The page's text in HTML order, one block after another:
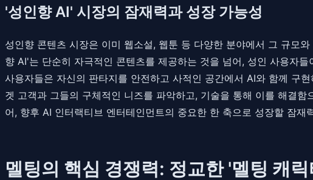
'성인향 AI' 시장의 잠재력과 성장 가능성
성인향 콘텐츠 시장은 이미 웹소설, 웹툰 등 다양한 분야에서 그 규모
향 AI'는 단순히 자극적인 콘텐츠를 제공하는 것을 넘어, 성인 사용자
사용자들은 자신의 판타지를 안전하고 사적인 공간에서 AI와 함께 구
겟 고객과 그들의 구체적인 니즈를 파악하고, 기술을 통해 이를 해결
어, 향후 AI 인터랙티브 엔터테인먼트의 중요한 한 축으로 성장할 잠재
멜팅의 핵심 경쟁력: 정교한 '멜팅 캐